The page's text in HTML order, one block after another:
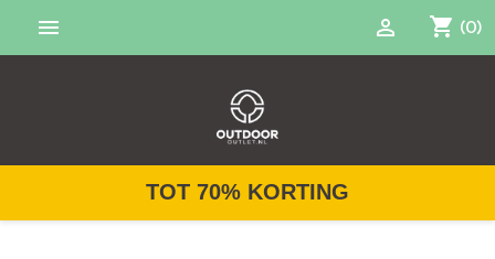
 shopping_cart (0)

TOT 70% KORTING